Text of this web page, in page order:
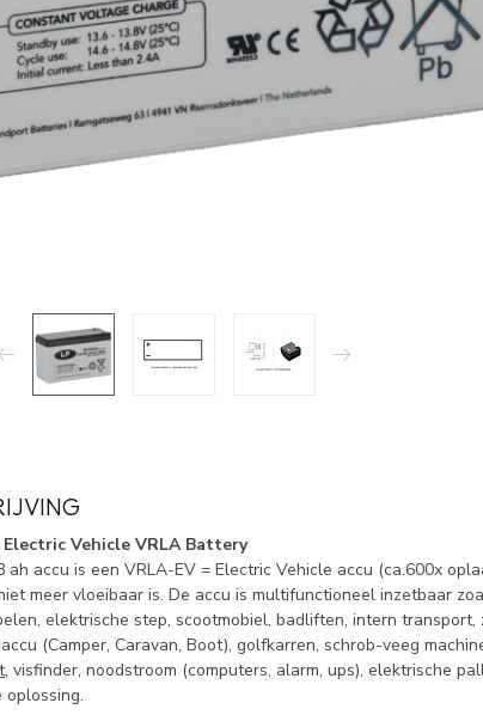
Vehicle VRLA Battery
ah accu is een VRLA-EV = Electric Vehicle accu (ca.600x
meer vloeibaar is. De accu is multifunctioneel inzetbaar
elektrische step, scootmobiel, badliften, intern transport,
(Camper, Caravan, Boot), golfkarren, schrob-veeg
, visfinder, noodstroom (computers, alarm, ups), elektrische